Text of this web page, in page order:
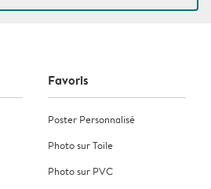
Favoris
Poster Personnalisé
Photo sur Toile
Photo sur PVC